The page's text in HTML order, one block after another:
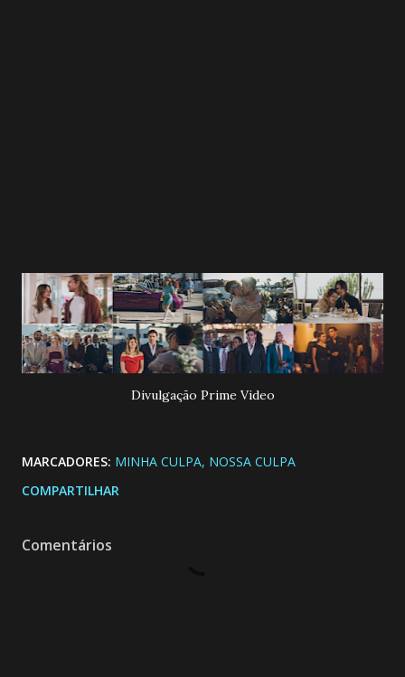
Divulgação Prime Video
MARCADORES: MINHA CULPA NOSSA CULPA
COMPARTILHAR
Comentários